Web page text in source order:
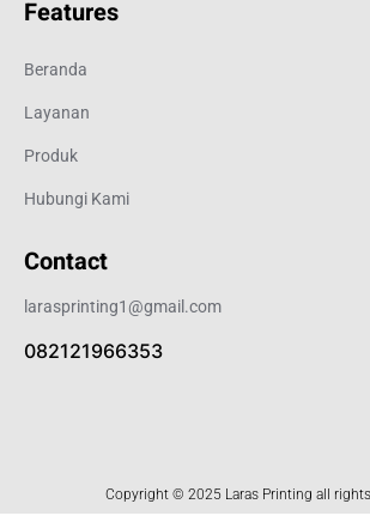
Features
Beranda
Layanan
Produk
Hubungi Kami
Contact
larasprinting1@gmail.com
082121966353
Copyright © 2025 Laras Printing all